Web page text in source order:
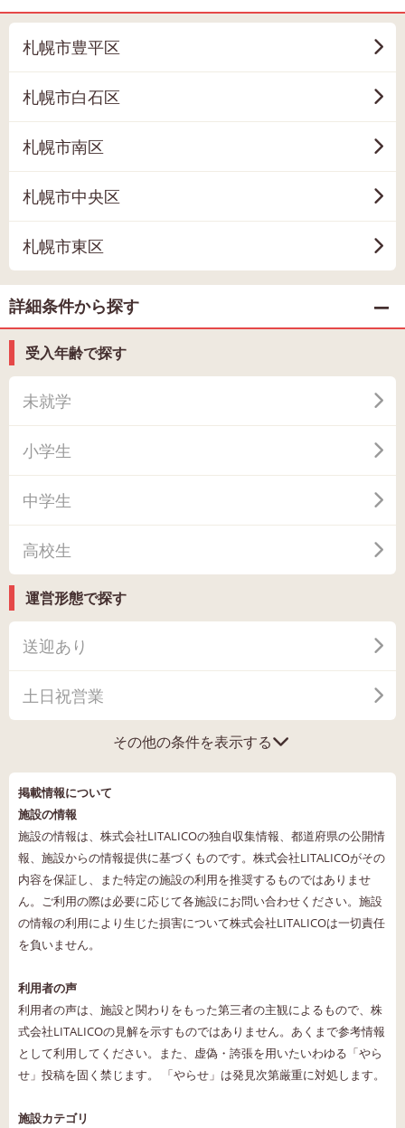
札幌市豊平区
札幌市白石区
札幌市南区
札幌市中央区
札幌市東区
詳細条件から探す
受入年齢で探す
未就学
小学生
中学生
高校生
運営形態で探す
送迎あり
土日祝営業
その他の条件を表示する
掲載情報について
施設の情報
施設の情報は、株式会社LITALICOの独自収集情報、都道府県の公開情
報、施設からの情報提供に基づくものです。株式会社LITALICOがその
内容を保証し、また特定の施設の利用を推奨するものではありませ
ん。ご利用の際は必要に応じて各施設にお問い合わせください。施設
の情報の利用により生じた損害について株式会社LITALICOは一切責任
を負いません。
利用者の声
利用者の声は、施設と関わりをもった第三者の主観によるもので、株
式会社LITALICOの見解を示すものではありません。あくまで参考情報
として利用してください。また、虚偽・誇張を用いたいわゆる「やら
せ」投稿を固く禁じます。 「やらせ」は発見次第厳重に対処します。
施設カテゴリ